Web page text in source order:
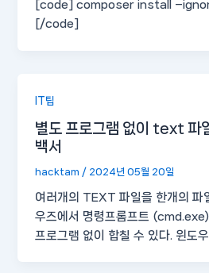
[code] composer install
[/code]
IT팁
별도 프로그램 없이 text 파
백서
hacktam / 2024년 05월 20일
여러개의 TEXT 파일을 한개의 파
우즈에서 명령프롬프트 (cmd.exe)
프로그램 없이 합칠 수 있다. 윈도